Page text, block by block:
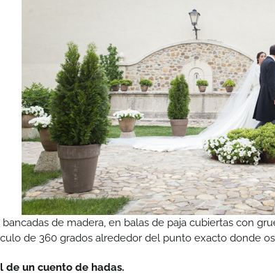
de madera, en balas de paja cubiertas con
de 360 grados alrededor del punto exacto donde
de un cuento de hadas.